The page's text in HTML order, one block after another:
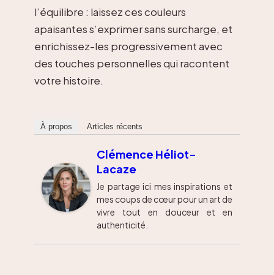
l’équilibre : laissez ces couleurs
apaisantes s’exprimer sans surcharge, et
enrichissez-les progressivement avec
des touches personnelles qui racontent
votre histoire.
À propos Articles récents
Clémence Héliot-
Lacaze
Je partage ici mes inspirations et
mes coups de cœur pour un art de
vivre tout en douceur et en
authenticité.